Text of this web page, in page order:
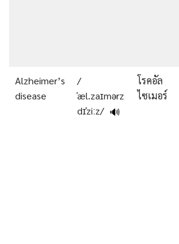
Alzheimer’s
disease
/
ˈæl.zaɪmərz
dɪˈziːz/ 🔊
โรคอัล
ไซเมอร์